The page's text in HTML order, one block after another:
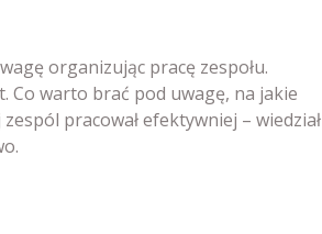
organizując pracę zespołu.
Co warto brać pod uwagę, na jakie
pracował efektywniej – wiedział